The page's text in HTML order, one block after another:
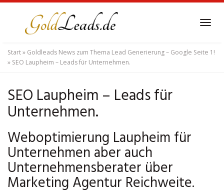
content
Start» Goldleads News zum Thema Lead Generierung – Google Seite 1!
» SEO Laupheim – Leads für Unternehmen.
SEO Laupheim – Leads für
Unternehmen.
Weboptimierung Laupheim für
Unternehmen aber auch
Unternehmensberater über
Marketing Agentur Reichweite.